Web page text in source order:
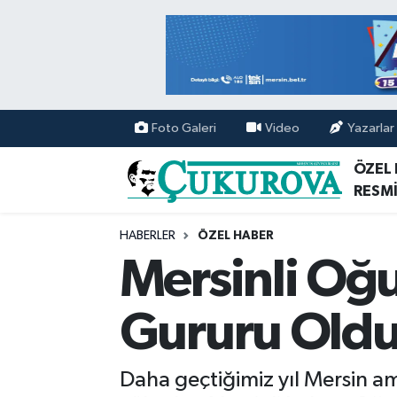
Foto Galeri Video Yazarlar
ÖZEL
HABERLER ÖZEL HABER
Mersinli
Gururu
Daha geçtiğimiz yıl Mersin
Mersin Nöbetçi Eczaneler
Mersin Hava Durumu
Mersin Namaz Vakitleri
Mersin Trafik Yoğunluk Haritası
Tüm Manşetler
Son Dakika Haberleri
Haber Arşivi